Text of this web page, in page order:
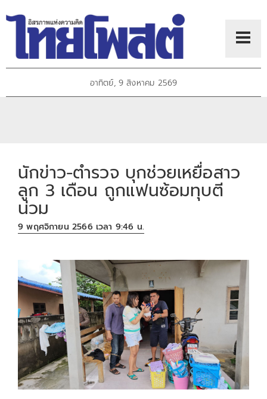
อาทิตย์, 9 สิงหาคม 2569
นักข่าว-ตำรวจ บุกช่วยเหยื่อสาว
ลูก 3 เดือน ถูกแฟนซ้อมทุบตี
น่วม
9 พฤศจิกายน 2566 เวลา 9:46 น.